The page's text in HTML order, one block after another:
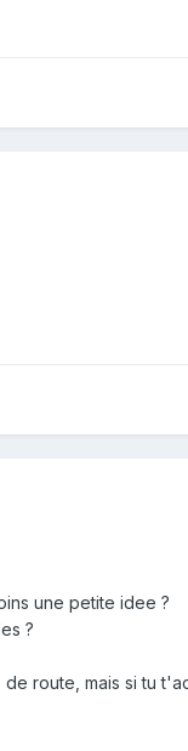
une petite idee ?
?
route, mais si tu